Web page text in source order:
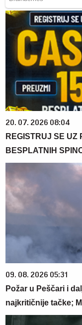
20. 07. 2026 08:04
REGISTRUJ SE UZ
BESPLATNIH
09. 08. 2026 05:31
Požar u Peščari i
najkritičnije tačke;